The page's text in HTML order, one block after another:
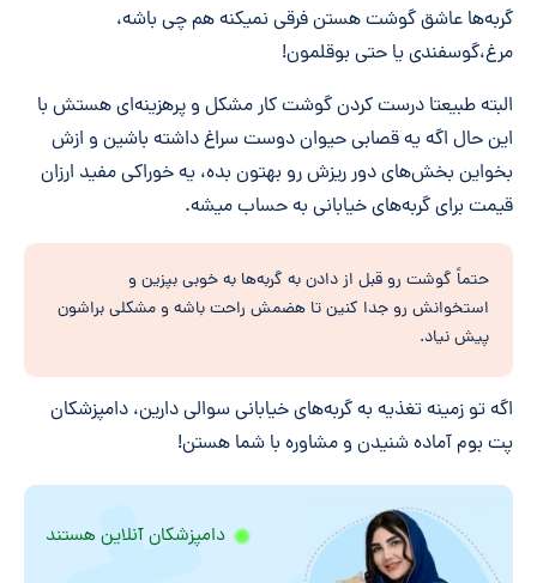
گربه‌ها عاشق گوشت هستن فرقی نمیکنه هم چی باشه،
مرغ،گوسفندی یا حتی بوقلمون!
البته طبیعتا درست کردن گوشت کار مشکل و پرهزینه‌ای هستش با
این حال اگه یه قصابی حیوان دوست سراغ داشته باشین و ازش
بخواین بخش‌های دور ریزش رو بهتون بده، یه خوراکی مفید ارزان
قیمت برای گربه‌های خیابانی به حساب میشه.
حتماً گوشت رو قبل از دادن به گربه‌ها به خوبی بپزین و
استخوانش رو جدا کنین تا هضمش راحت باشه و مشکلی براشون
پیش نیاد.
اگه تو زمینه تغذیه به گربه‌های خیابانی سوالی دارین، دامپزشکان
پت بوم آماده شنیدن و مشاوره با شما هستن!
دامپزشکان آنلاین هستند